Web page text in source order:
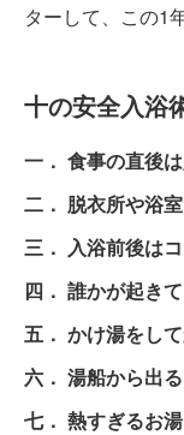
ターして、この1
十の安全入浴
一． 食事の直後
二． 脱衣所や浴
三． 入浴前後は
四． 誰かが起き
五． かけ湯をし
六． 湯船から出
七． 熱すぎるお